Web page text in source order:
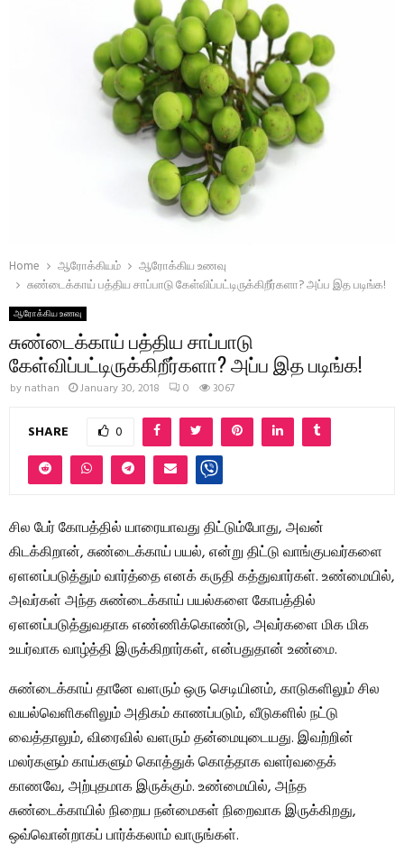
Home ஆரோக்கியம்
ஆரோக்கிய உணவு
சுண்டைக்காய் பத்திய சாப்பாடு கேள்விப்பட்டிருக்கிறீர்களா? அப்ப இத படிங்க!
ஆரோக்கிய உணவு
சுண்டைக்காய் பத்திய சாப்பாடு
கேள்விப்பட்டிருக்கிறீர்களா? அப்ப இத படிங்க!
by nathan January 30, 2018 0 3067
SHARE 0
சில பேர் கோபத்தில் யாரையாவது திட்டும்போது, அவன்
கிடக்கிறான், சுண்டைக்காய் பயல், என்று திட்டு வாங்குபவர்களை
ஏளனப்படுத்தும் வார்த்தை எனக் கருதி கத்துவார்கள். உண்மையில்,
அவர்கள் அந்த சுண்டைக்காய் பயல்களை கோபத்தில்
ஏளனப்படுத்துவதாக எண்ணிக்கொண்டு, அவர்களை மிக மிக
உயர்வாக வாழ்த்தி இருக்கிறார்கள், என்பதுதான் உண்மை.
சுண்டைக்காய் தானே வளரும் ஒரு செடியினம், காடுகளிலும் சில
வயல்வெளிகளிலும் அதிகம் காணப்படும், வீடுகளில் நட்டு
வைத்தாலும், விரைவில் வளரும் தன்மையுடையது. இவற்றின்
மலர்களும் காய்களும் கொத்துக் கொத்தாக வளர்வதைக்
காணவே, அற்புதமாக இருக்கும். உண்மையில், அந்த
சுண்டைக்காயில் நிறைய நன்மைகள் நிறைவாக இருக்கிறது,
ஒவ்வொன்றாகப் பார்க்கலாம் வாருங்கள்.